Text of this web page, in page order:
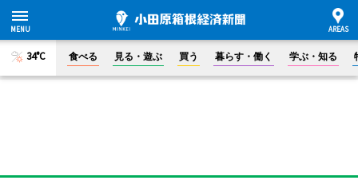
34°C 食べる 見る・遊ぶ 買う 暮らす・働く 学ぶ・知る